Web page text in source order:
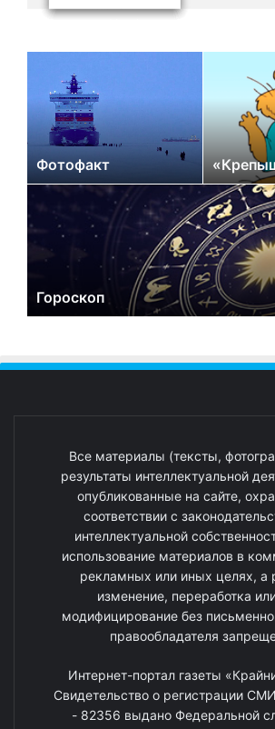
Фотофакт
Гороскоп
Все материалы (тексты,
результаты интеллектуальной
опубликованные на сайте,
соответствии с
интеллектуальной
использование материалов в
рекламных или иных целях, а
изменение, переработка
модифицирование без
правообладателя
Интернет-портал газеты
Свидетельство о регистрации
- 82356 выдано Федеральной